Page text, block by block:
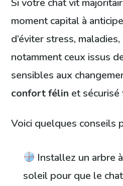
moment capital à
d’éviter stress,
notamment ceux issus
sensibles aux
confort félin et
Voici quelques conseils
Installez un arbre
soleil pour que le